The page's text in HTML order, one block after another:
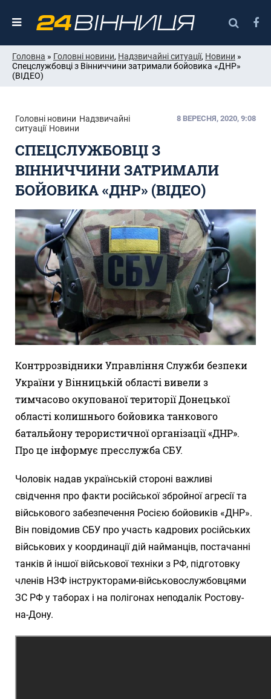
Головна » Головні новини, Надзвичайні ситуації, Новини »
Спецслужбовці з Вінниччини затримали бойовика «ДНР»
(ВІДЕО)
Головні новини Надзвичайні
ситуації Новини
8 ВЕРЕСНЯ, 2020, 9:08
СПЕЦСЛУЖБОВЦІ З
ВІННИЧЧИНИ ЗАТРИМАЛИ
БОЙОВИКА «ДНР» (ВІДЕО)
Контррозвідники Управління Служби безпеки
України у Вінницькій області вивели з
тимчасово окупованої території Донецької
області колишнього бойовика танкового
батальйону терористичної організації «ДНР».
Про це інформує пресслужба СБУ.
Чоловік надав українській стороні важливі
свідчення про факти російської збройної агресії та
військового забезпечення Росією бойовиків «ДНР».
Він повідомив СБУ про участь кадрових російських
військових у координації дій найманців, постачанні
танків й іншої військової техніки з РФ, підготовку
членів НЗФ інструкторами-військовослужбовцями
ЗС РФ у таборах і на полігонах неподалік Ростову-
на-Дону.